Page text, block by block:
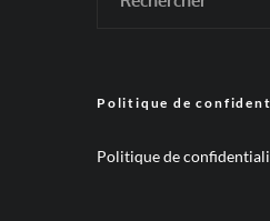
Politique de
Politique de